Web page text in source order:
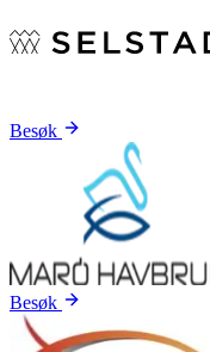
Besøk
Besøk